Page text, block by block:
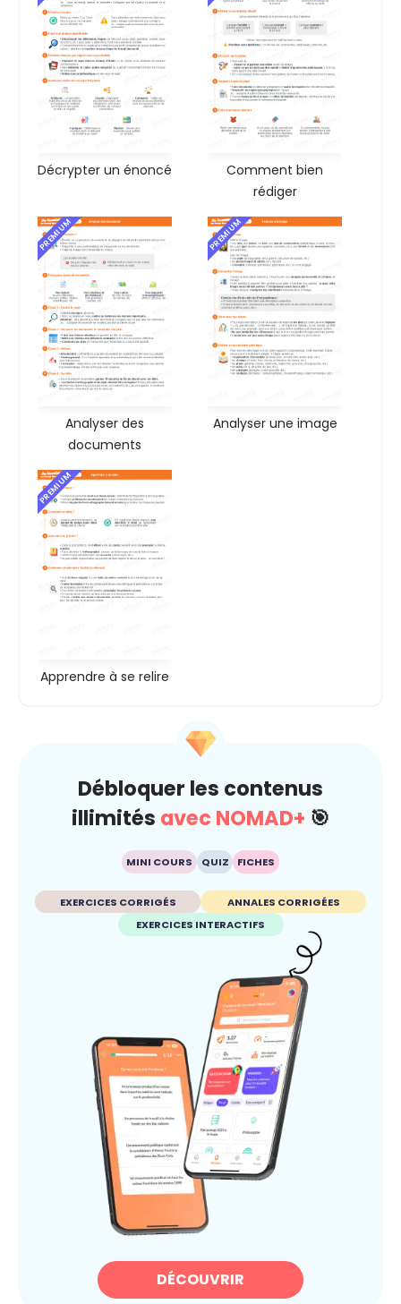
Décrypter un énoncé
Comment bien
rédiger
PREMIUM
Analyser des
documents
PREMIUM
Analyser une image
PREMIUM
Apprendre à se relire
Débloquer les contenus
illimités avec NOMAD+ 🎯
MINI COURS QUIZ FICHES
EXERCICES CORRIGÉS
ANNALES CORRIGÉES
EXERCICES INTERACTIFS
DÉCOUVRIR